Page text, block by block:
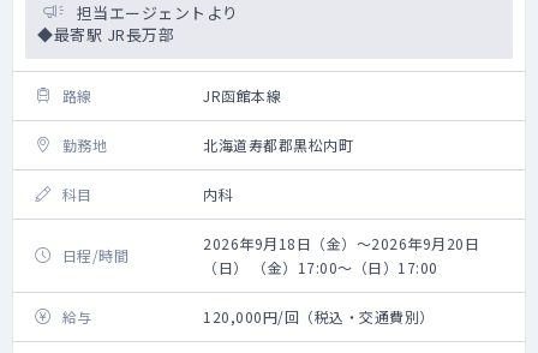
担当エージェントより
◆最寄駅 JR長万部
路線 JR函館本線
勤務地 北海道寿都郡黒松内町
科目 内科
日程/時間
2026年9月18日（金）～2026年9月20日
（日） （金）17:00～（日）17:00
給与 120,000円/回（税込・交通費別）